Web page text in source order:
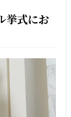
挙式にお